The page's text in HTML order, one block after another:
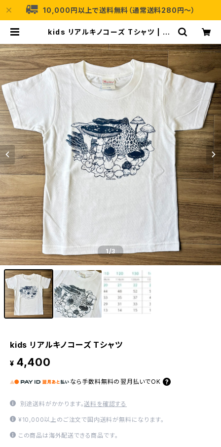
10,000円以上で送料無料（通常送料280円〜）
kids リアルキノコーズ Tシャツ | no
1/3
kids リアルキノコーズ Tシャツ
¥ 4,400
なら 手数料無料の 翌月払いでOK
別途送料がかかります。送料を確認する
¥10,000以上のご注文で国内送料が無料になります。
この商品は海外配送できる商品です。